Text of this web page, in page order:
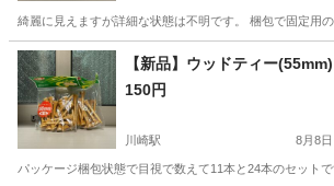
綺麗に見えますが詳細な状態は不明です。 梱包で固定用
神奈川 川崎市 川崎駅 ゴルフ
【新品】ウッドティー(55mm)
150円
川崎駅 8月8日
パッケージ梱包状態で目視で数えて11本と24本のセットで